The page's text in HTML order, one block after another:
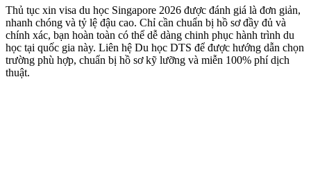
Thủ tục xin visa du học Singapore 2026 được đánh giá là đơn giản,
nhanh chóng và tỷ lệ đậu cao. Chỉ cần chuẩn bị hồ sơ đầy đủ và
chính xác, bạn hoàn toàn có thể dễ dàng chinh phục hành trình du
học tại quốc gia này. Liên hệ Du học DTS để được hướng dẫn chọn
trường phù hợp, chuẩn bị hồ sơ kỹ lưỡng và miễn 100% phí dịch
thuật.